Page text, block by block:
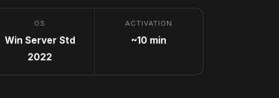
OS
Win Server Std
2022
ACTIVATION
~10 min